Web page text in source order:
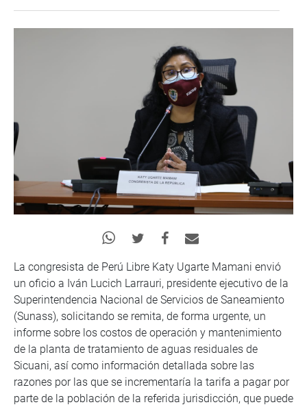
La congresista de Perú Libre Katy Ugarte Mamani envió
un oficio a Iván Lucich Larrauri, presidente ejecutivo de la
Superintendencia Nacional de Servicios de Saneamiento
(Sunass), solicitando se remita, de forma urgente, un
informe sobre los costos de operación y mantenimiento
de la planta de tratamiento de aguas residuales de
Sicuani, así como información detallada sobre las
razones por las que se incrementaría la tarifa a pagar por
parte de la población de la referida jurisdicción, que puede